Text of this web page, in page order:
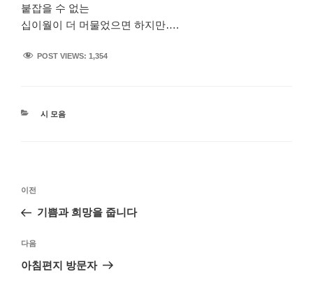
붙잡을 수 없는
십이월이 더 머물었으면 하지만….
POST VIEWS: 1,354
카
시 모음
색
이
전
이전
기쁨과 희망을 줍니다
다
음
다음
아침편지 방문자